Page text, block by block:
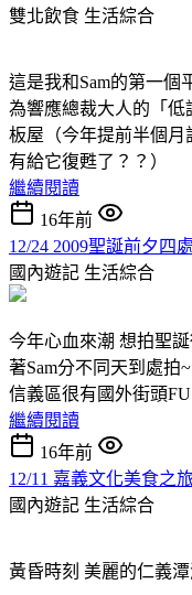
雙北飲食 生活綜合
這是我和Sam的第一個
為響應總裁大人的「
板屋（今年提前半個月
有給它復甦了？？）
繼續閱讀
16年前
12/24 2009聖誕前夕四
國內遊記 生活綜合
今年心血來潮 想拍聖
著Sam分不同天到處拍~
信義區很有國外街頭
繼續閱讀
16年前
12/11 嘉義文化美食之
國內遊記 生活綜合
黃昏時刻 美麗的仁義